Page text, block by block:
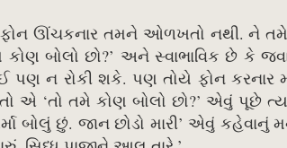
ફોન ઊંચકનાર તમને ઓળખતો નથી. ને
બોલો છો?’ અને સ્વાભાવિક છે કે
પણ ન રોકી શકે. પણ તોયે ફોન કરનાર
એ ‘તો તમે કોણ બોલો છો?’ એવું પૂછે
બોલું છું. જાન છોડો મારી’ એવું